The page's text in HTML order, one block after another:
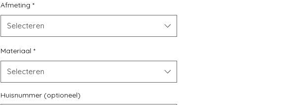
Afmeting *
Selecteren
Materiaal *
Selecteren
Huisnummer (optioneel)